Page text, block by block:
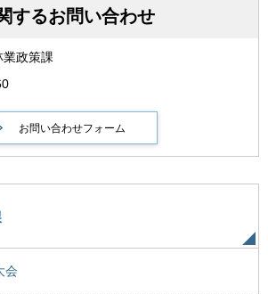
するお問い合わせ
政策課
会